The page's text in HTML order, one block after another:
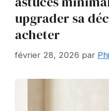
upgrader sa
acheter
février 28, 2026 par